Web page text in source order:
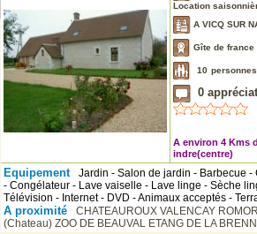
Location
A VICQ SUR
Gîte de france
10 personnes
0
A environ 4 Kms
indre(centre)
Equipement
Jardin - Salon de jardin - Barbecue
- Congélateur - Lave vaiselle - Lave linge - Sèche
Télévision - Internet - DVD - Animaux acceptés -
A proximité CHATEAUROUX VALENCAY
(Chateau) ZOO DE BEAUVAL ETANG DE LA